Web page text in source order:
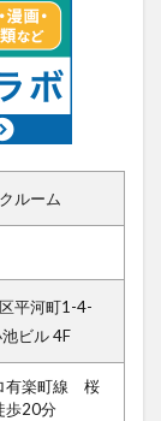
ルーム
平河町1-4-
ビル 4F
有楽町線 桜
20分